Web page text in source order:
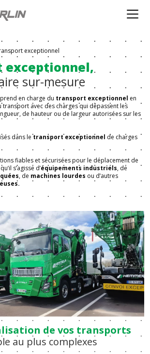
Menu
exceptionnel
exceptionnel,
sur-mesure
prend en charge du transport exceptionnel en
transport avec des charges qui dépassent les
de hauteur ou de largeur autorisées sur les
dans letransport exceptionnel de charges
fiables et sécurisées pour le déplacement de
s’agisse d’équipements industriels, de
, de machines lourdes ou d’autres
de vos transports
au plus complexes